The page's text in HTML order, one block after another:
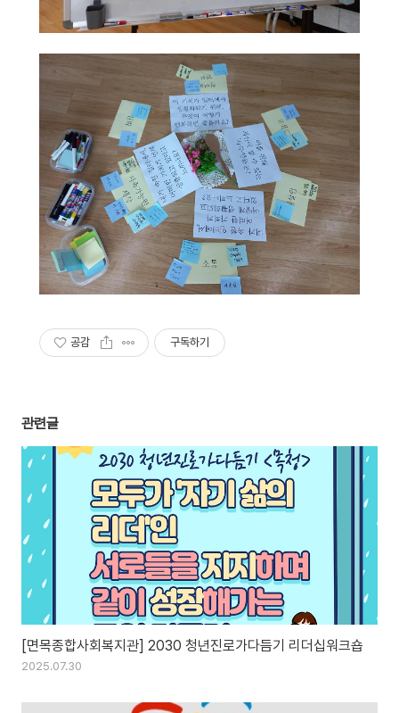
공감 구독하기
관련글
[면목종합사회복지관] 2030 청년진로가다듬기 리더십워크숍
2025.07.30